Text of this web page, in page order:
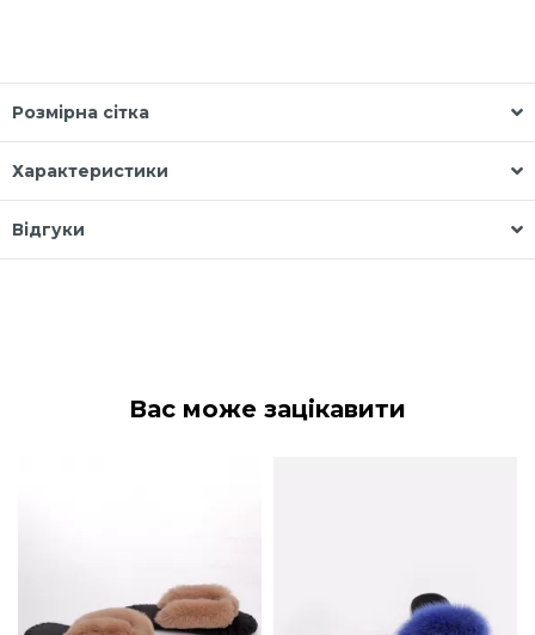
Розмірна сітка
Характеристики
Відгуки
Вас може зацікавити